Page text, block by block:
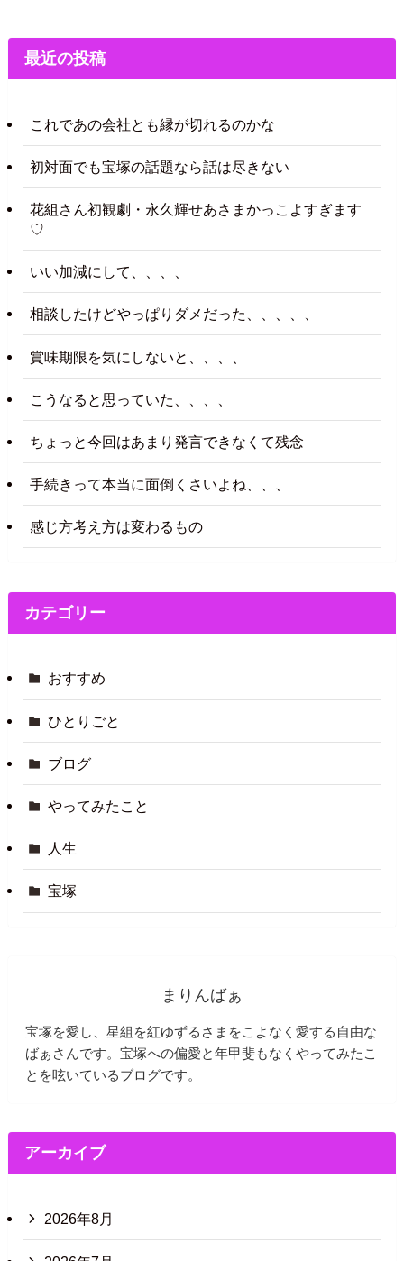
最近の投稿
これであの会社とも縁が切れるのかな
初対面でも宝塚の話題なら話は尽きない
花組さん初観劇・永久輝せあさまかっこよすぎます
♡
いい加減にして、、、、
相談したけどやっぱりダメだった、、、、、
賞味期限を気にしないと、、、、
こうなると思っていた、、、、
ちょっと今回はあまり発言できなくて残念
手続きって本当に面倒くさいよね、、、
感じ方考え方は変わるもの
カテゴリー
おすすめ
ひとりごと
ブログ
やってみたこと
人生
宝塚
まりんばぁ
宝塚を愛し、星組を紅ゆずるさまをこよなく愛する自由な
ばぁさんです。宝塚への偏愛と年甲斐もなくやってみたこ
とを呟いているブログです。
アーカイブ
2026年8月